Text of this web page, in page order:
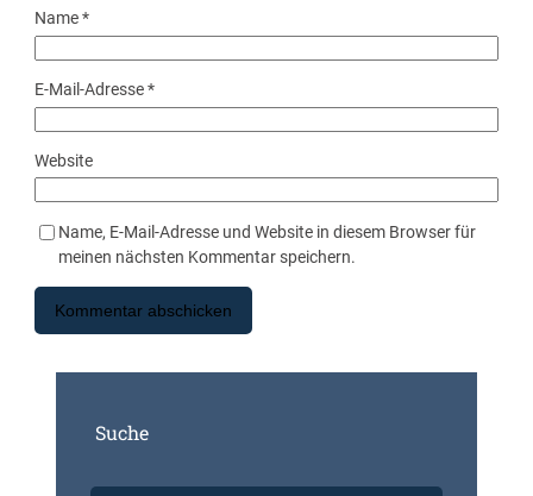
Name*
E-Mail-Adresse*
Website
Name, E-Mail-Adresse und Website in diesem Browser für
meinen nächsten Kommentar speichern.
Suche